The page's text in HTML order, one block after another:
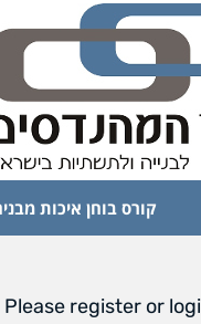
קורס בוחן איכות
register or